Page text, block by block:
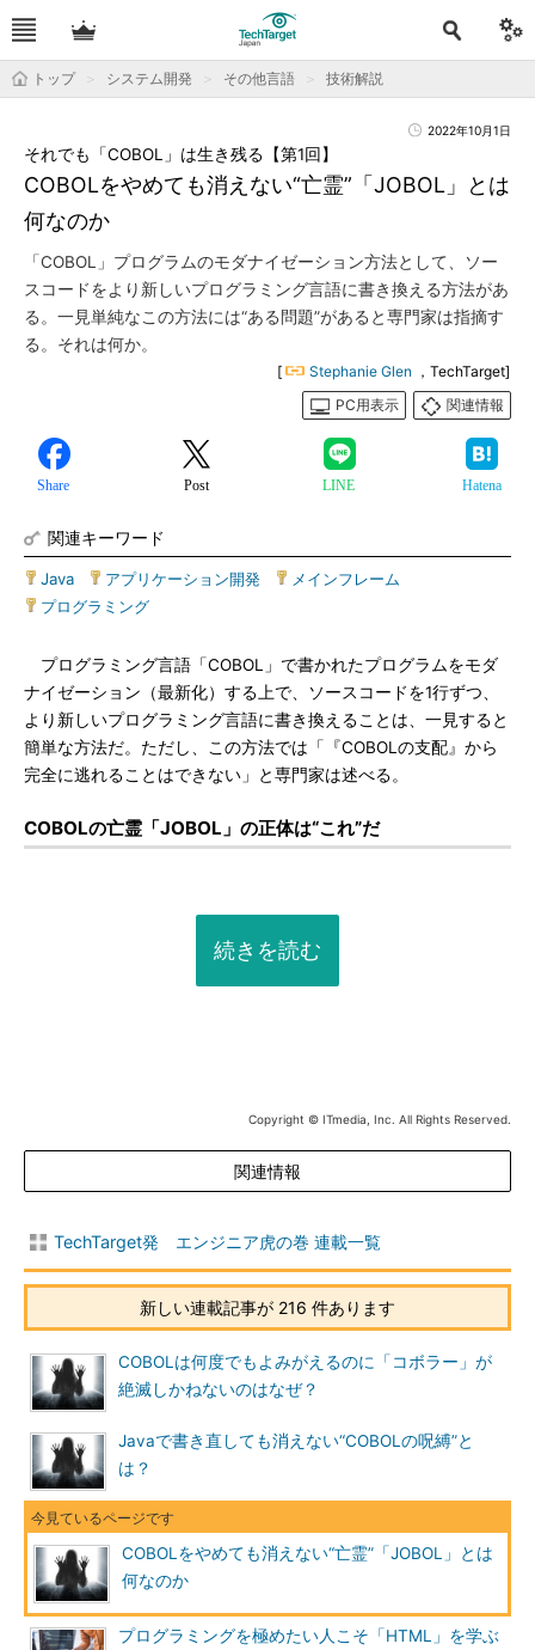
トップ システム開発 その他言語 技術解説
2022年10月1日
COBOLをやめても消えない“亡霊”「JOBOL」とは
何なのか
それでも「COBOL」は生き残る【第1回】
「COBOL」プログラムのモダナイゼーション方法として、ソー
スコードをより新しいプログラミング言語に書き換える方法があ
る。一見単純なこの方法には“ある問題”があると専門家は指摘す
る。それは何か。
[ Stephanie Glen ，TechTarget]
PC用表示
関連情報
Share Post LINE Hatena
関連キーワード
Java アプリケーション開発 メインフレーム
プログラミング
プログラミング言語「COBOL」で書かれたプログラムをモダ
ナイゼーション（最新化）する上で、ソースコードを1行ずつ、
より新しいプログラミング言語に書き換えることは、一見すると
簡単な方法だ。ただし、この方法では「『COBOLの支配』から
完全に逃れることはできない」と専門家は述べる。
COBOLの亡霊「JOBOL」の正体は“これ”だ
続きを読む
Copyright © ITmedia, Inc. All Rights Reserved.
関連情報
TechTarget発 エンジニア虎の巻 連載一覧
新しい連載記事が 216 件あります
COBOLは何度でもよみがえるのに「コボラー」が
絶滅しかねないのはなぜ？
Javaで書き直しても消えない“COBOLの呪縛”と
は？
COBOLをやめても消えない“亡霊”「JOBOL」とは
何なのか
プログラミングを極めたい人こそ「HTML」を学ぶ